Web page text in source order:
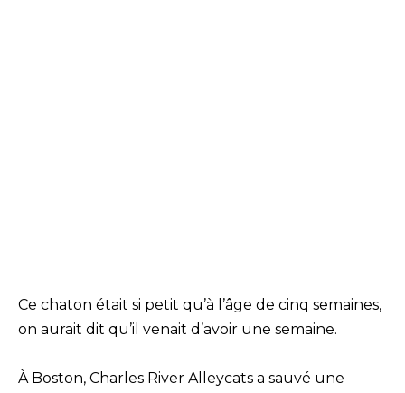
Ce chaton était si petit qu’à l’âge de cinq semaines,
on aurait dit qu’il venait d’avoir une semaine.
À Boston, Charles River Alleycats a sauvé une